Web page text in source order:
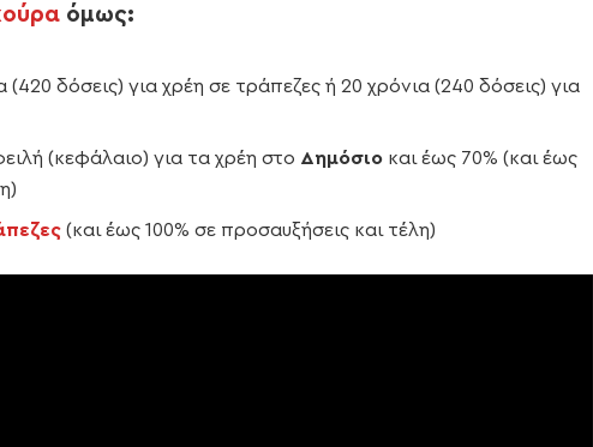
όμως:
(420 δόσεις) για χρέη σε τράπεζες ή 20 χρόνια (240 δόσεις) για
(κεφάλαιο) για τα χρέη στο Δημόσιο και έως 70% (και έως
(και έως 100% σε προσαυξήσεις και τέλη)